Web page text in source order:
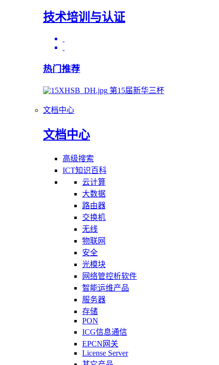
技术培训与认证
热门推荐
第15届新华三杯
文档中心
文档中心
高级搜索
ICT知识百科
云计算
大数据
路由器
交换机
无线
物联网
安全
光模块
网络管控析软件
智能运维产品
服务器
存储
PON
ICG信息通信
EPCN网关
License Server